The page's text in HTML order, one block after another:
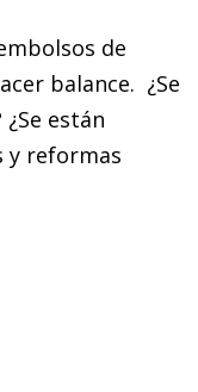
de
balance. ¿Se
están
y reformas